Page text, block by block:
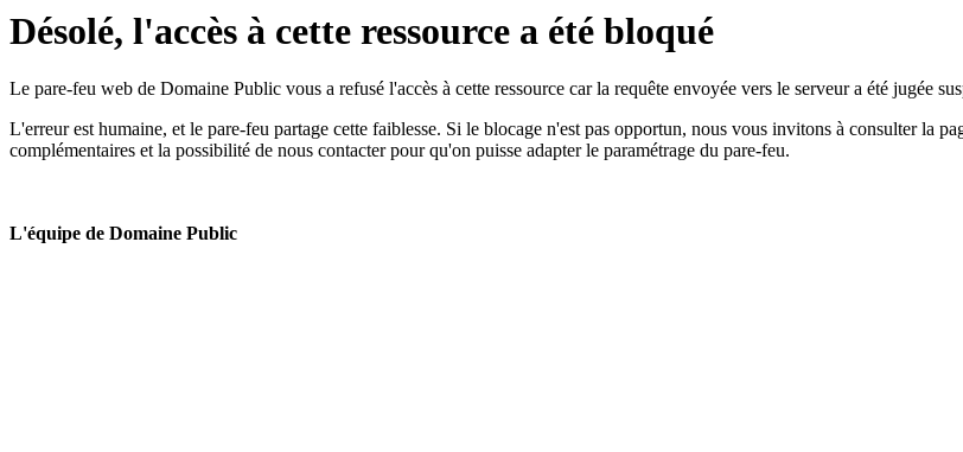
Désolé, l'accès à cette ressource a été bloqué
Le pare-feu web de Domaine Public vous a refusé l'accès à cette ressource car la requête envoyée vers le serveur a été jugée
L'erreur est humaine, et le pare-feu partage cette faiblesse. Si le blocage n'est pas opportun, nous vous invitons à consulter la
complémentaires et la possibilité de nous contacter pour qu'on puisse adapter le paramétrage du pare-feu.
L'équipe de Domaine Public